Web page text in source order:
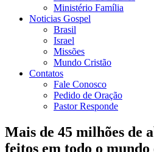
Ministério Família
Noticias Gospel
Brasil
Israel
Missões
Mundo Cristão
Contatos
Fale Conosco
Pedido de Oração
Pastor Responde
Mais de 45 milhões de
feitos em todo o mundo